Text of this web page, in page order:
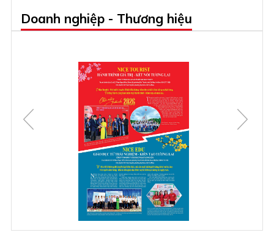
Doanh nghiệp - Thương hiệu